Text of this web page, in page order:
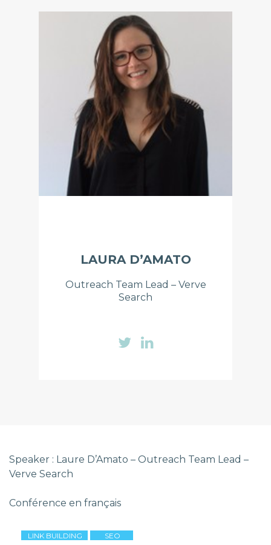
LAURA D’AMATO
Outreach Team Lead – Verve
Search
Speaker : Laure D’Amato – Outreach Team Lead –
Verve Search
Conférence en français
LINK BUILDING SEO